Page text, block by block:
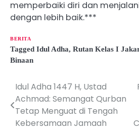
memperbaiki diri dan
dengan lebih baik.***
BERITA
Tagged Idul Adha, Rutan Kelas I
Binaan
P
o
s
Idul Adha 1447 H, Ustad
Achmad: Semangat Qurban
Tetap Menguat di Tengah
Kebersamaan Jamaah